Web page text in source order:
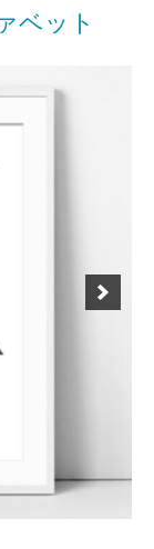
ベット